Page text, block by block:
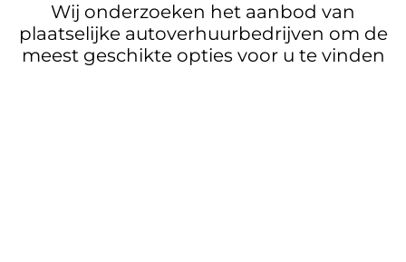
Wij onderzoeken het aanbod van
plaatselijke autoverhuurbedrijven om de
meest geschikte opties voor u te vinden